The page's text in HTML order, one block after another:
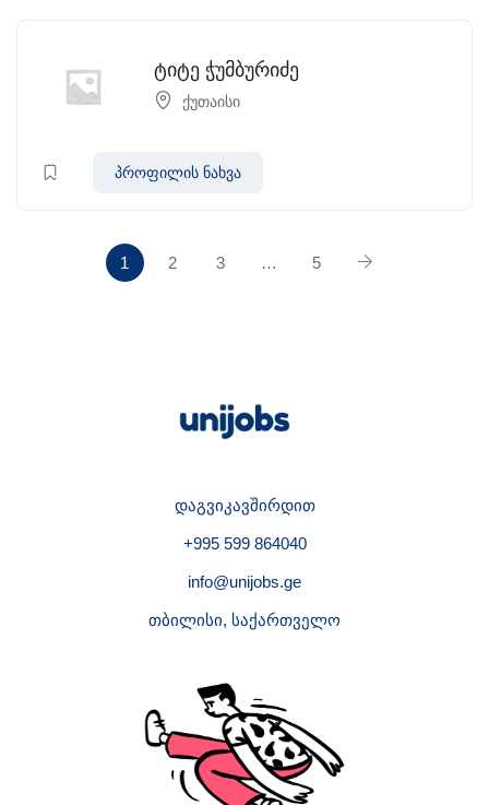
ტიტე ჭუმბურიძე
ქუთაისი
პროფილის ნახვა
1 2 3 … 5
დაგვიკავშირდით
+995 599 864040
info@unijobs.ge
თბილისი, საქართველო